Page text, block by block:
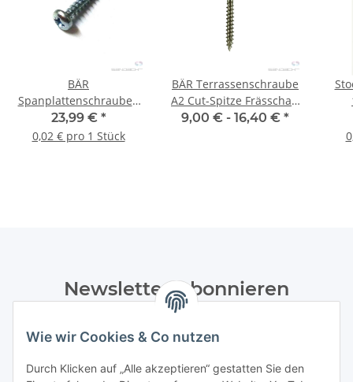
Wie wir Cookies & Co nutzen
Durch Klicken auf „Alle akzeptieren“ gestatten Sie den
BÄR
Spanplattenschrauben
Pan Head (PZD) 4,0 x 16
mm - 1.000 Stück
23,99 € *
0,02 € pro 1 Stück
BÄR Terrassenschraube
A2 Cut-Spitze Frässchaft
T25 - diverse Varianten
9,00 € - 16,40 € *
Newsletter Abonnieren
Datenschutzerklärungregelmäßig und jederzeit widerruflich